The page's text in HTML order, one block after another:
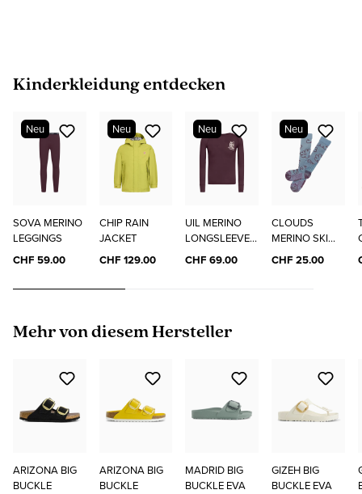
Produktgalerie überspringen
Kinderkleidung entdecken
Neu
SOVA MERINO
LEGGINGS
CHF 59.00
Neu
CHIP RAIN
JACKET
CHF 129.00
Neu
UIL MERINO
LONGSLEEVE
"ELO"
CHF 69.00
Neu
CLOUDS
MERINO SKI
SOCKS
CHF 25.00
Produktgalerie überspringen
Mehr von diesem Hersteller
ARIZONA BIG
BUCKLE
ARIZONA BIG
BUCKLE
MADRID BIG
BUCKLE EVA
GIZEH BIG
BUCKLE EVA